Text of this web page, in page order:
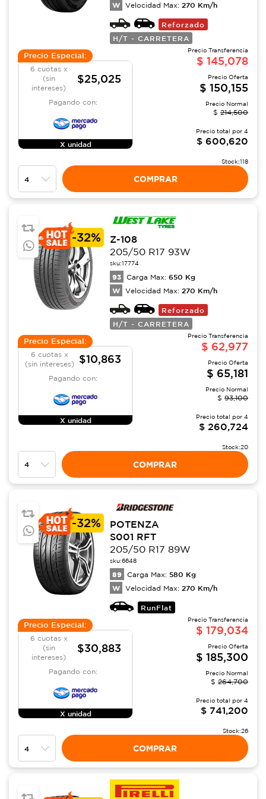
W Velocidad Max: 270 Km/h
Reforzado
H/T - CARRETERA
Precio Especial:
6 cuotas x
(sin
intereses)
$25,025
Pagando con:
X unidad
Precio Transferencia
$ 145,078
Precio Oferta
$ 150,155
Precio Normal
$ 214,500
Precio total por 4
$ 600,620
Stock:118
COMPRAR
-32%
Z-108
205/50 R17 93W
sku:17774
93 Carga Max: 650 Kg
W Velocidad Max: 270 Km/h
Reforzado
H/T - CARRETERA
Precio Especial:
6 cuotas x
(sin intereses)
$10,863
Pagando con:
X unidad
Precio Transferencia
$ 62,977
Precio Oferta
$ 65,181
Precio Normal
$ 93,100
Precio total por 4
$ 260,724
Stock:20
COMPRAR
-32%
POTENZA
S001 RFT
205/50 R17 89W
sku:6648
89 Carga Max: 580 Kg
W Velocidad Max: 270 Km/h
RunFlat
Precio Especial:
6 cuotas x
(sin
intereses)
$30,883
Pagando con:
X unidad
Precio Transferencia
$ 179,034
Precio Oferta
$ 185,300
Precio Normal
$ 264,700
Precio total por 4
$ 741,200
Stock:26
COMPRAR